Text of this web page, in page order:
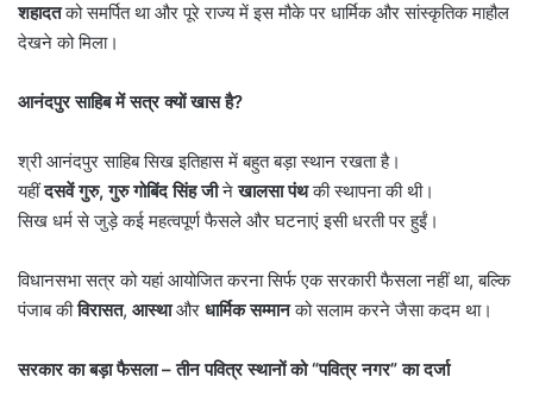
शहादतको समर्पित था और पूरे राज्य में इस मौके पर धार्मिक और सांस्कृतिक माहौल
देखने को मिला।
आनंदपुर साहिब में सत्र क्यों खास है?
श्री आनंदपुर साहिब सिख इतिहास में बहुत बड़ा स्थान रखता है।
यहींदसवें गुरु,गुरु गोबिंद सिंह जीनेखालसा पंथकी स्थापना की थी।
सिख धर्म से जुड़े कई महत्वपूर्ण फैसले और घटनाएं इसी धरती पर हुईं।
विधानसभा सत्र को यहां आयोजित करना सिर्फ एक सरकारी फैसला नहीं था, बल्कि
पंजाब कीविरासत, आस्थाऔर धार्मिक सम्मानको सलाम करने जैसा कदम था।
सरकार का बड़ा फैसला–तीन पवित्र स्थानों को“पवित्र नगर”का दर्जा